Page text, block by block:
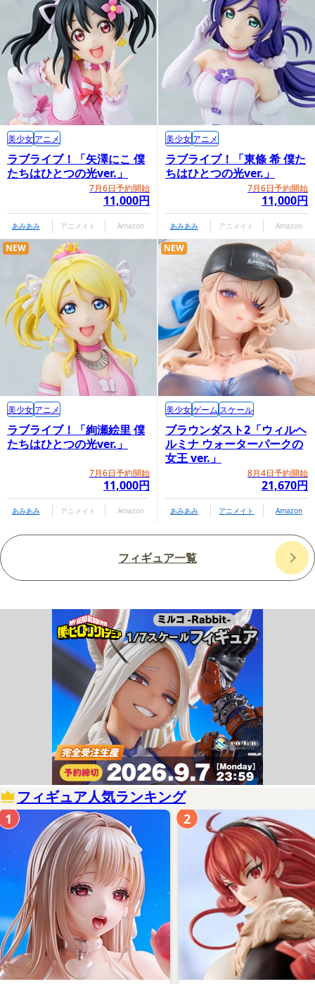
ラブライブ！「矢澤にこ 僕
たちはひとつの光ver.」
7月6日予約開始
11,000円
美少女アニメ
あみあみ アニメイト Amazon
ラブライブ！「東條 希 僕た
ちはひとつの光ver.」
7月6日予約開始
11,000円
美少女アニメ
あみあみ アニメイト Amazon
ラブライブ！「絢瀬絵里 僕
たちはひとつの光ver.」
7月6日予約開始
11,000円
NEW
美少女アニメ
あみあみ アニメイト Amazon
ブラウンダスト2「ウィルヘ
ルミナ ウォーターパークの
女王 ver.」
8月4日予約開始
21,670円
NEW
美少女ゲーム スケール
あみあみ アニメイト Amazon
フィギュア一覧
フィギュア人気ランキング
1 2